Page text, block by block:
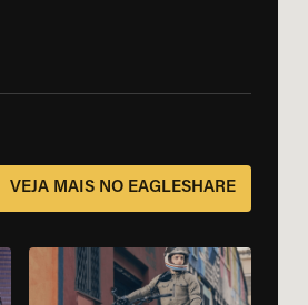
VEJA MAIS NO EAGLESHARE